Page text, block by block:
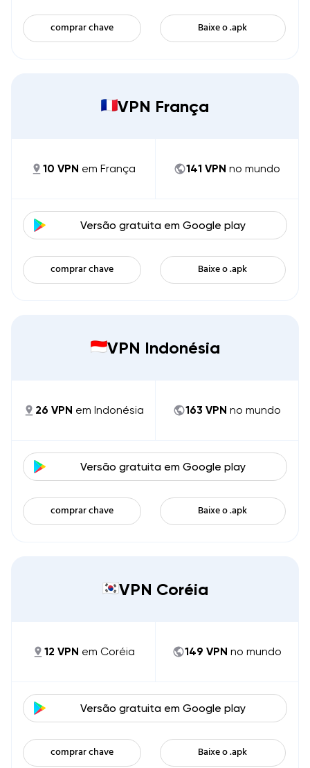
comprar chave Baixe o .apk
VPN França
10 VPN emFrança 141 VPN no mundo
Versão gratuita em Google play
comprar chave Baixe o .apk
VPN Indonésia
26 VPN em Indonésia 163 VPN no mundo
Versão gratuita em Google play
comprar chave Baixe o .apk
VPN Coréia
12 VPN em Coréia 149 VPN no mundo
Versão gratuita em Google play
comprar chave Baixe o .apk